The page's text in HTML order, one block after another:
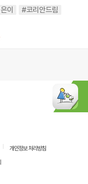
이
#코리안드림
개인정보 처리방침